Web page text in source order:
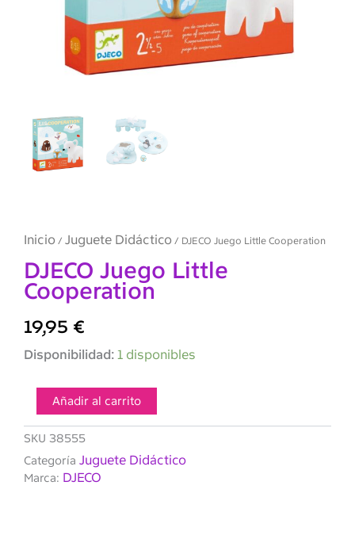
Inicio / Juguete Didáctico / DJECO Juego Little Cooperation
DJECO Juego Little
Cooperation
19,95 €
Disponibilidad: 1 disponibles
DJECO
Cooperation
cantidad
Añadir al carrito
SKU 38555
Categoría Juguete Didáctico
Marca: DJECO